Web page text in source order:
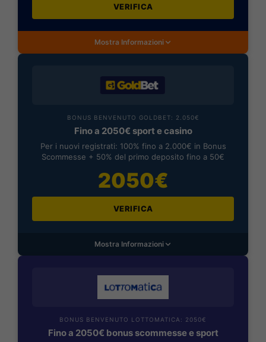
VERIFICA
Mostra Informazioni
BONUS BENVENUTO GOLDBET: 2.050€
Fino a 2050€ sport e casino
Per i nuovi registrati: 100% fino a 2.000€ in Bonus
Scommesse + 50% del primo deposito fino a 50€
2050€
VERIFICA
Mostra Informazioni
BONUS BENVENUTO LOTTOMATICA: 2050€
Fino a 2050€ bonus scommesse e sport